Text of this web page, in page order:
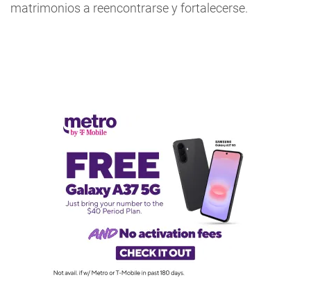
matrimonios a reencontrarse y fortalecerse.